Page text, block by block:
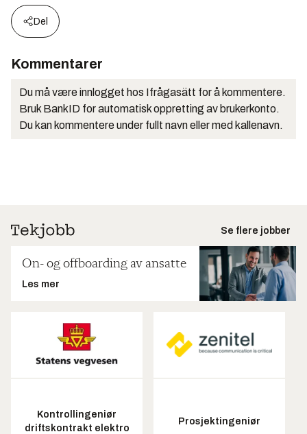
Del
Kommentarer
Du må være innlogget hos Ifrågasätt for å kommentere.
Bruk BankID for automatisk oppretting av brukerkonto.
Du kan kommentere under fullt navn eller med kallenavn.
Se flere jobber
On- og offboarding av ansatte
Les mer
Kontrollingeniør
driftskontrakt elektro
Prosjektingeniør